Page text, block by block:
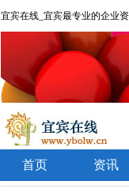
宜宾在线_宜宾最专业的企业
首页 资讯